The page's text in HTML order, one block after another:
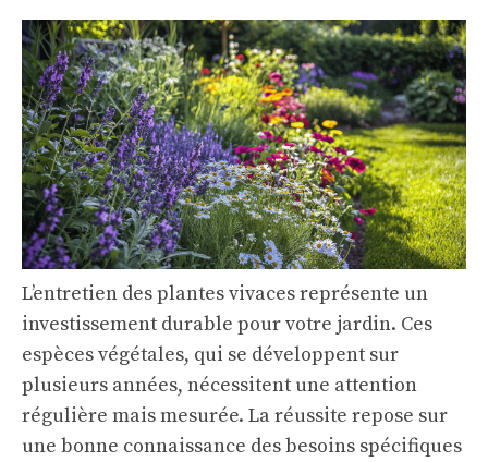
L’entretien des plantes vivaces représente un
investissement durable pour votre jardin. Ces
espèces végétales, qui se développent sur
plusieurs années, nécessitent une attention
régulière mais mesurée. La réussite repose sur
une bonne connaissance des besoins spécifiques